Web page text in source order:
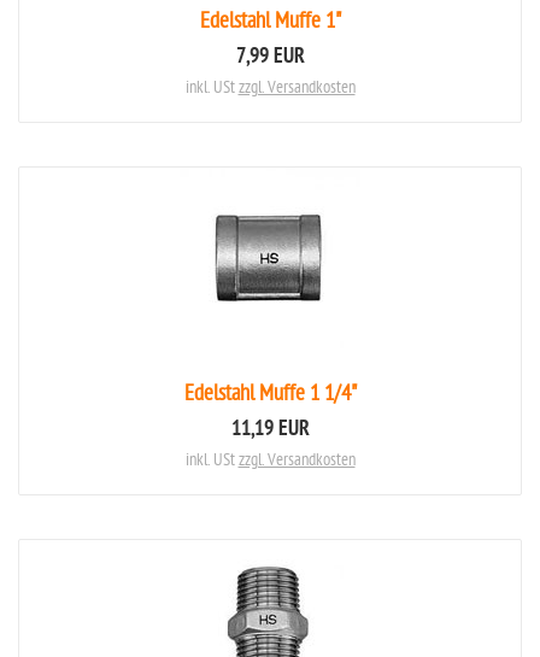
Edelstahl Muffe 1"
7,99 EUR
inkl. UStzzgl. Versandkosten
Edelstahl Muffe 1 1/4"
11,19 EUR
inkl. UStzzgl. Versandkosten